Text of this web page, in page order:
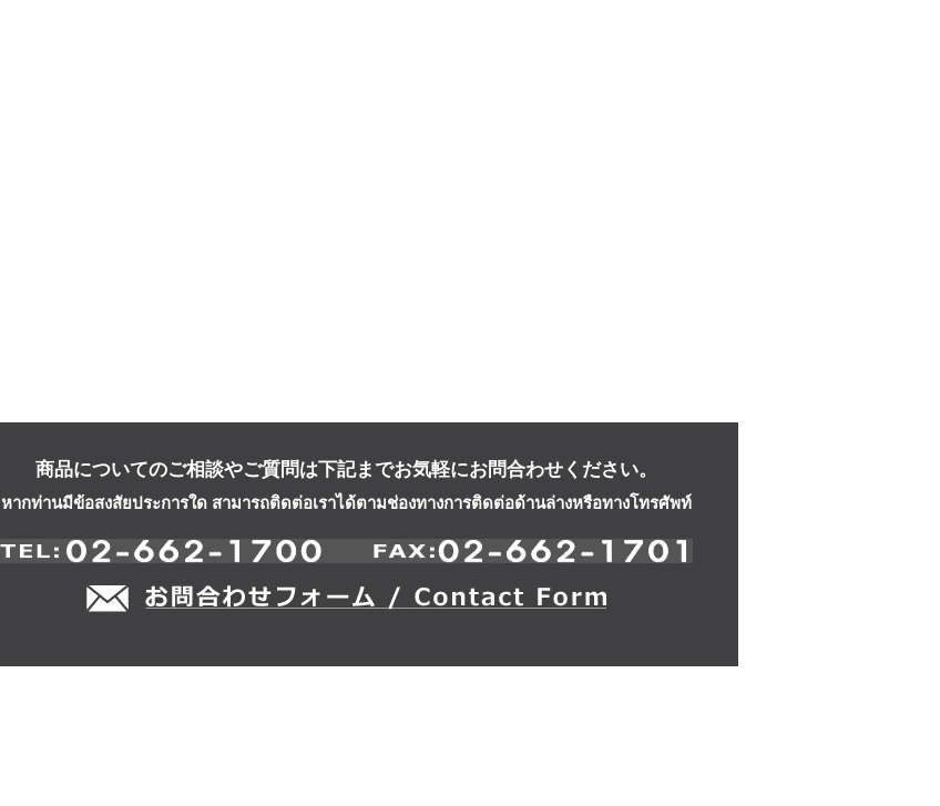
商品についてのご相談やご質問は下記までお気軽にお問合わせください。
หากท่านมีข้อสงสัยประการใด สามารถติดต่อเราได้ตามช่องทางการติดต่อด้านล่างหรือทางโทรศัพท์